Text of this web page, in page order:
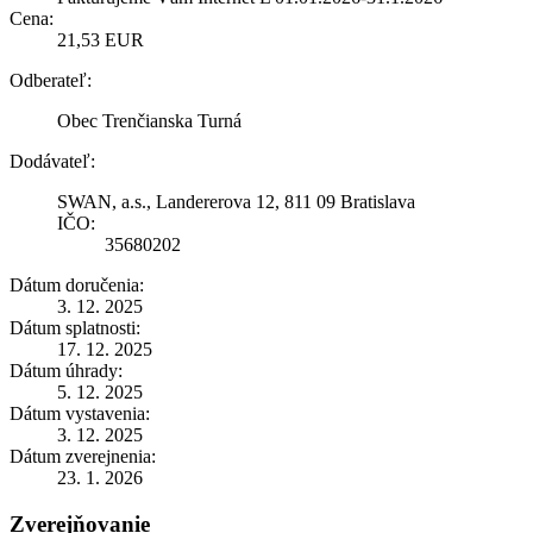
Cena:
21,53 EUR
Odberateľ:
Obec Trenčianska Turná
Dodávateľ:
SWAN, a.s., Landererova 12, 811 09 Bratislava
IČO:
35680202
Dátum doručenia:
3. 12. 2025
Dátum splatnosti:
17. 12. 2025
Dátum úhrady:
5. 12. 2025
Dátum vystavenia:
3. 12. 2025
Dátum zverejnenia:
23. 1. 2026
Zverejňovanie